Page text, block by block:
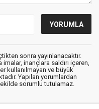
sonra yayınlanacaktır.
inançlara saldırı içeren,
kullanılmayan ve büyük
Yapılan yorumlardan
sorumlu tutulamaz.